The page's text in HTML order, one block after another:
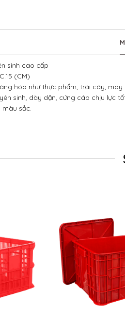
sinh cao cấp
(CM)
hóa như thực phẩm, trái cây, may
sinh, dày dặn, cứng cáp chịu lực
sắc.